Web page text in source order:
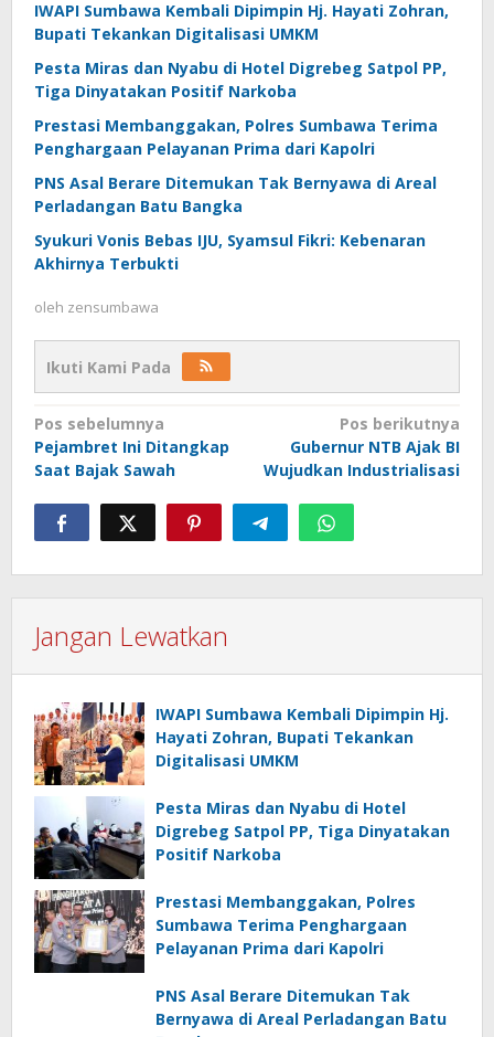
IWAPI Sumbawa Kembali Dipimpin Hj. Hayati Zohran,
Bupati Tekankan Digitalisasi UMKM
Pesta Miras dan Nyabu di Hotel Digrebeg Satpol PP,
Tiga Dinyatakan Positif Narkoba
Prestasi Membanggakan, Polres Sumbawa Terima
Penghargaan Pelayanan Prima dari Kapolri
PNS Asal Berare Ditemukan Tak Bernyawa di Areal
Perladangan Batu Bangka
Syukuri Vonis Bebas IJU, Syamsul Fikri: Kebenaran
Akhirnya Terbukti
oleh zensumbawa
Ikuti Kami Pada
Navigasi
pos
Pos sebelumnya
Pejambret Ini Ditangkap
Saat Bajak Sawah
Pos berikutnya
Gubernur NTB Ajak BI
Wujudkan Industrialisasi
Jangan Lewatkan
IWAPI Sumbawa Kembali Dipimpin Hj.
Hayati Zohran, Bupati Tekankan
Digitalisasi UMKM
Pesta Miras dan Nyabu di Hotel
Digrebeg Satpol PP, Tiga Dinyatakan
Positif Narkoba
Prestasi Membanggakan, Polres
Sumbawa Terima Penghargaan
Pelayanan Prima dari Kapolri
PNS Asal Berare Ditemukan Tak
Bernyawa di Areal Perladangan Batu